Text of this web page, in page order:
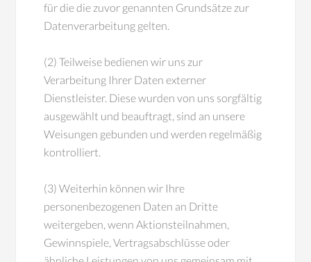
für die die zuvor genannten Grundsätze zur
Datenverarbeitung gelten.
(2) Teilweise bedienen wir uns zur
Verarbeitung Ihrer Daten externer
Dienstleister. Diese wurden von uns sorgfältig
ausgewählt und beauftragt, sind an unsere
Weisungen gebunden und werden regelmäßig
kontrolliert.
(3) Weiterhin können wir Ihre
personenbezogenen Daten an Dritte
weitergeben, wenn Aktionsteilnahmen,
Gewinnspiele, Vertragsabschlüsse oder